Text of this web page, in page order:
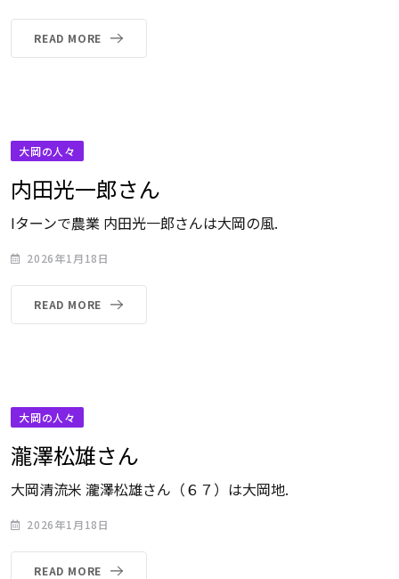
READ MORE
大岡の人々
内田光一郎さん
Iターンで農業 内田光一郎さんは大岡の風.
2026年1月18日
READ MORE
大岡の人々
瀧澤松雄さん
大岡清流米 瀧澤松雄さん（６７）は大岡地.
2026年1月18日
READ MORE